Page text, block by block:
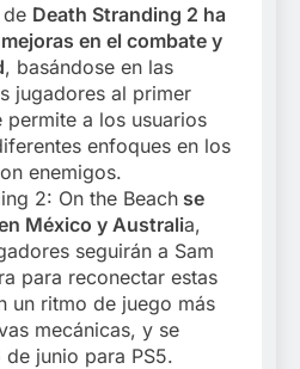
Death Stranding 2 ha
en el combate y
, basándose en las
jugadores al primer
permite a los usuarios
enfoques en los
enemigos.
2: On the Beach se
México y Australia,
seguirán a Sam
para reconectar estas
un ritmo de juego más
mecánicas, y se
junio para PS5.